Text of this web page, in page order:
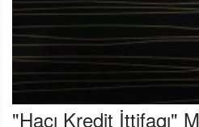
"Hacı Kredit İttifaqı"